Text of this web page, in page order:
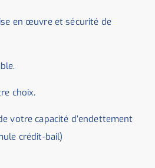
en œuvre et sécurité de
choix.
votre capacité d’endettement
crédit-bail)